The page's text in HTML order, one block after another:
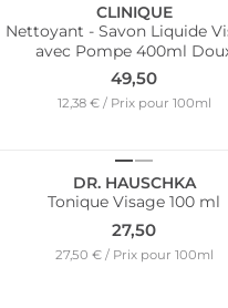
CLINIQUE
Nettoyant - Savon Liquide
avec Pompe 400ml
49,50
12,38 € / Prix pour 100ml
Meilleures ventes
DR. HAUSCHKA
Tonique Visage 100 ml
27,50
27,50 € / Prix pour 100ml